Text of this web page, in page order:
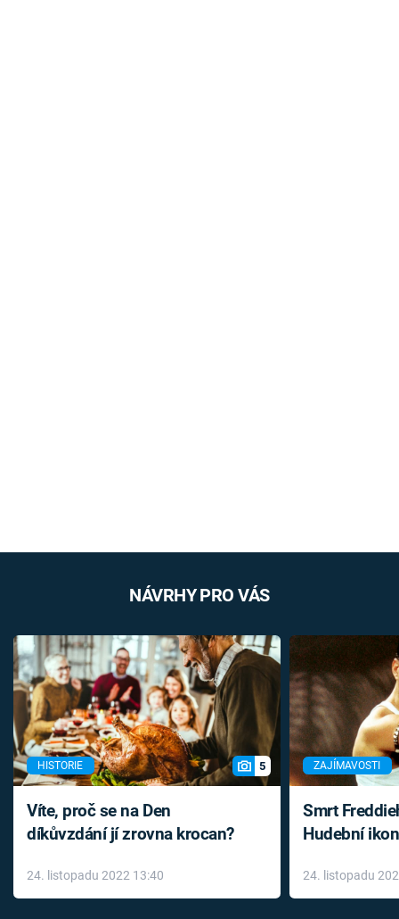
NÁVRHY PRO VÁS
HISTORIE 5
Víte, proč se na Den
díkůvzdání jí zrovna krocan?
24. listopadu 2022 13:40
ZAJÍMAVOSTI
Smrt
Hudební
léky
24. listopadu